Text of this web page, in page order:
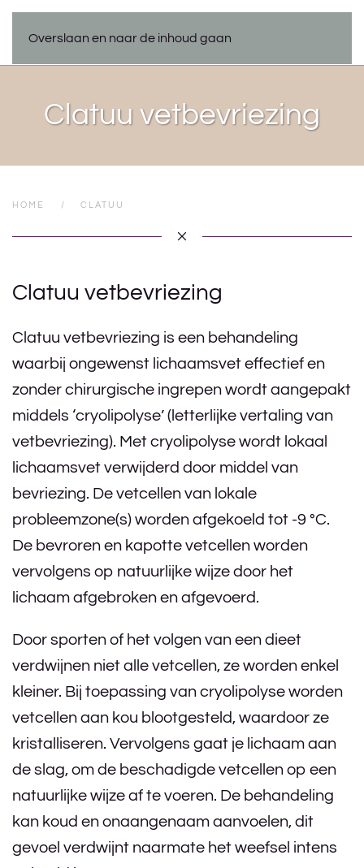
Overslaan en naar de inhoud gaan
Clatuu vetbevriezing
HOME CLATUU
Clatuu vetbevriezing
Clatuu vetbevriezing is een behandeling
waarbij ongewenst lichaamsvet effectief en
zonder chirurgische ingrepen wordt aangepakt
middels ‘cryolipolyse’ (letterlijke vertaling van
vetbevriezing). Met cryolipolyse wordt lokaal
lichaamsvet verwijderd door middel van
bevriezing. De vetcellen van lokale
probleemzone(s) worden afgekoeld tot -9 °C.
De bevroren en kapotte vetcellen worden
vervolgens op natuurlijke wijze door het
lichaam afgebroken en afgevoerd.
Door sporten of het volgen van een dieet
verdwijnen niet alle vetcellen, ze worden enkel
kleiner. Bij toepassing van cryolipolyse worden
vetcellen aan kou blootgesteld, waardoor ze
kristalliseren. Vervolgens gaat je lichaam aan
de slag, om de beschadigde vetcellen op een
natuurlijke wijze af te voeren. De behandeling
kan koud en onaangenaam aanvoelen, dit
gevoel verdwijnt naarmate het weefsel intens